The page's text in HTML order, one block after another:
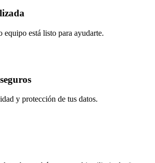
equipo está listo para ayudarte.
y protección de tus datos.